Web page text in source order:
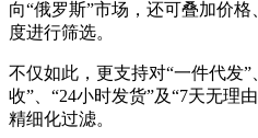
向“俄罗斯”市场，还可叠加价
度进行筛选。
不仅如此，更支持对“一件代发”
收”、“24小时发货”及“7天无理
精细化过滤。